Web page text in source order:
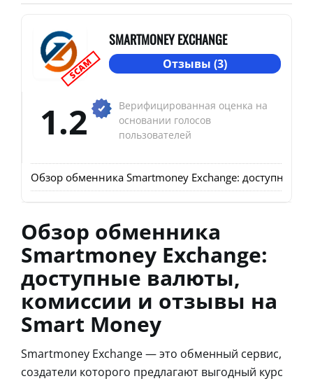
SCAM
SMARTMONEY EXCHANGE
Отзывы (3)
1.2
Верифицированная оценка на
основании голосов
пользователей
Обзор обменника Smartmoney Exchange: доступные
Обзор обменника
Smartmoney Exchange:
доступные валюты,
комиссии и отзывы на
Smart Money
Smartmoney Exchange — это обменный сервис,
создатели которого предлагают выгодный курс